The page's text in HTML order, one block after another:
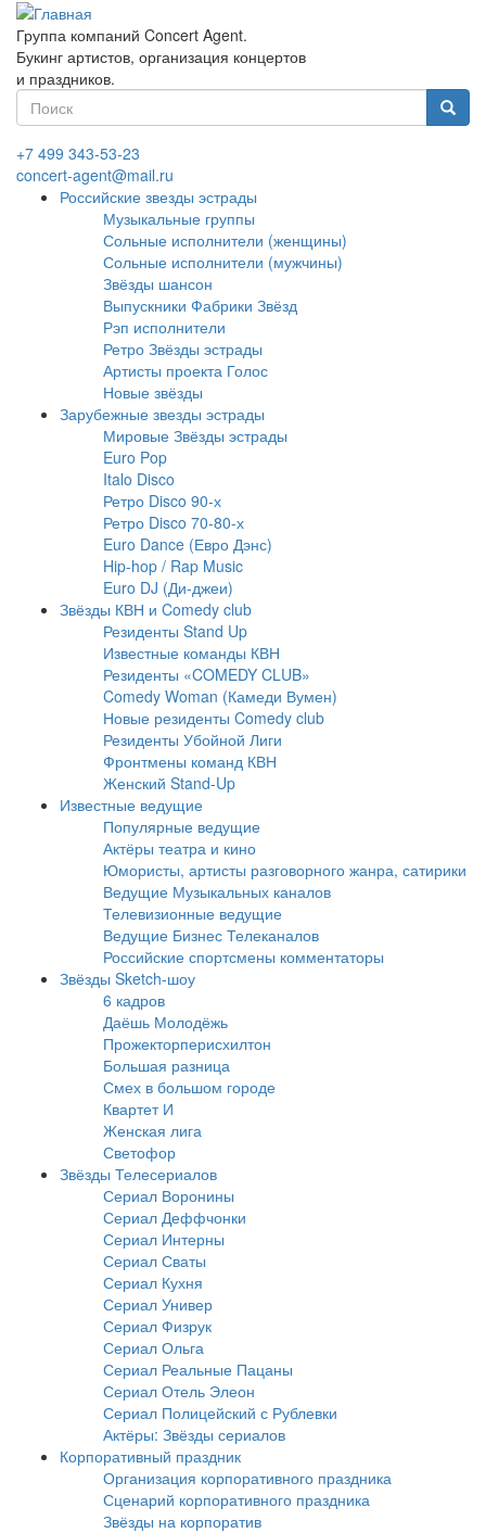
Перейти
основному
содержанию
Группа компаний Concert Agent.
Букинг артистов, организация концертов
и праздников.
Форма
поиска
+7 499 343-53-23
concert-agent@mail.ru
Российские звезды эстрады
Музыкальные группы
Сольные исполнители (женщины)
Сольные исполнители (мужчины)
Звёзды шансон
Выпускники Фабрики Звёзд
Рэп исполнители
Ретро Звёзды эстрады
Артисты проекта Голос
Новые звёзды
Зарубежные звезды эстрады
Мировые Звёзды эстрады
Euro Pop
Italo Disco
Ретро Disco 90-х
Ретро Disco 70-80-х
Euro Dance (Евро Дэнс)
Hip-hop / Rap Music
Euro DJ (Ди-джеи)
Звёзды КВН и Comedy club
Резиденты Stand Up
Известные команды КВН
Резиденты «COMEDY CLUB»
Comedy Woman (Камеди Вумен)
Новые резиденты Comedy club
Резиденты Убойной Лиги
Фронтмены команд КВН
Женский Stand-Up
Известные ведущие
Популярные ведущие
Актёры театра и кино
Юмористы, артисты разговорного жанра, сатирики
Ведущие Музыкальных каналов
Телевизионные ведущие
Ведущие Бизнес Телеканалов
Российские спортсмены комментаторы
Звёзды Sketch-шоу
6 кадров
Даёшь Молодёжь
Прожекторперисхилтон
Большая разница
Смех в большом городе
Квартет И
Женская лига
Светофор
Звёзды Телесериалов
Сериал Воронины
Сериал Деффчонки
Сериал Интерны
Сериал Сваты
Сериал Кухня
Сериал Универ
Сериал Физрук
Сериал Ольга
Сериал Реальные Пацаны
Сериал Отель Элеон
Сериал Полицейский с Рублевки
Актёры: Звёзды сериалов
Корпоративный праздник
Организация корпоративного праздника
Сценарий корпоративного праздника
Звёзды на корпоратив